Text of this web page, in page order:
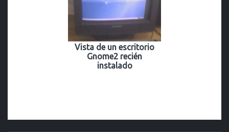
Vista de un escritorio
Gnome2 recién
instalado